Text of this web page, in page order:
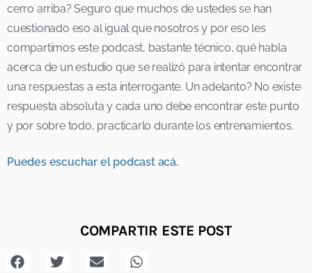
cerro arriba? Seguro que muchos de ustedes se han
cuestionado eso al igual que nosotros y por eso les
compartimos este podcast, bastante técnico, qué habla
acerca de un estudio que se realizó para intentar encontrar
una respuestas a esta interrogante. Un adelanto? No existe
respuesta absoluta y cada uno debe encontrar este punto
y por sobre todo, practicarlo durante los entrenamientos.
Puedes escuchar el podcast acá.
COMPARTIR ESTE POST